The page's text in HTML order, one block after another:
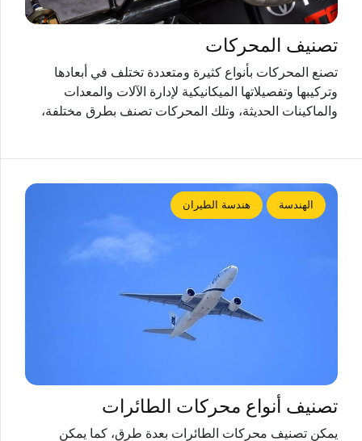
تصنيف المحركات
تصنع المحركات بأنواع كثيرة ومتعددة تختلف في أبعادها
وتركيبها وتفصيلاتها الميكانيكية لإدارة الآلات والمعدات
والماكينات الحديثة، وتلك المحركات تصنف بطرق مختلفة،
الهندسة هندسة الطيران
تصنيف أنواع محركات الطائرات
يمكن تصنيف محركات الطائرات بعدة طرق، كما يمكن